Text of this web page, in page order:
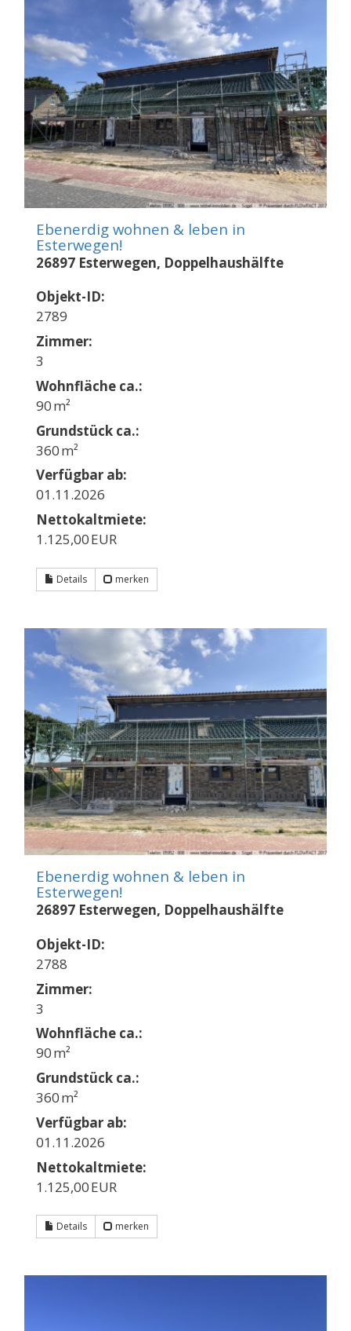
Ebenerdig wohnen & leben in
Esterwegen!
26897 Esterwegen, Doppelhaushälfte
Objekt-ID:
2789
Zimmer:
3
Wohnfläche ca.:
90 m²
Grund­stück ca.:
360 m²
Verfügbar ab:
01.11.2026
Nettokaltmiete:
1.125,00 EUR
Details merken
Ebenerdig wohnen & leben in
Esterwegen!
26897 Esterwegen, Doppelhaushälfte
Objekt-ID:
2788
Zimmer:
3
Wohnfläche ca.:
90 m²
Grund­stück ca.:
360 m²
Verfügbar ab:
01.11.2026
Nettokaltmiete:
1.125,00 EUR
Details merken